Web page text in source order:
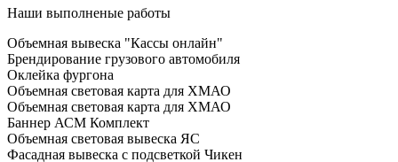
Наши выполненые работы
Объемная вывеска "Кассы онлайн"
Брендирование грузового автомобиля
Оклейка фургона
Объемная световая карта для ХМАО
Объемная световая карта для ХМАО
Баннер АСМ Комплект
Объемная световая вывеска ЯС
Фасадная вывеска с подсветкой Чикен